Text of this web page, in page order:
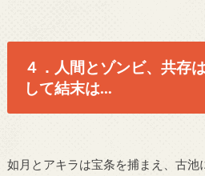
４．人間とゾンビ、共存
して結末は…
如月とアキラは宝条を捕まえ、古池